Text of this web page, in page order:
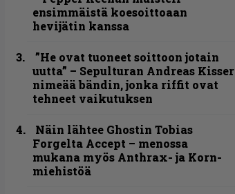
ensimmäistä koesoittoaan
hevijätin kanssa
”He ovat tuoneet soittoon jotain
uutta” – Sepulturan Andreas Kisser
nimeää bändin, jonka riffit ovat
tehneet vaikutuksen
Näin lähtee Ghostin Tobias
Forgelta Accept – menossa
mukana myös Anthrax- ja Korn-
miehistöä